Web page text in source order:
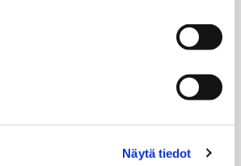
Näytä tiedot
ja ilmavesilämpöpumpun etäohjaus